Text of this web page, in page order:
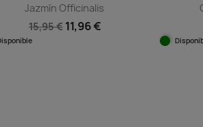
Jazmín Officinalis
15,95 € 11,96 €